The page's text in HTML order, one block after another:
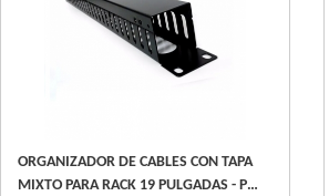
ORGANIZADOR DE CABLES CON TAPA
MIXTO PARA RACK 19 PULGADAS - PN